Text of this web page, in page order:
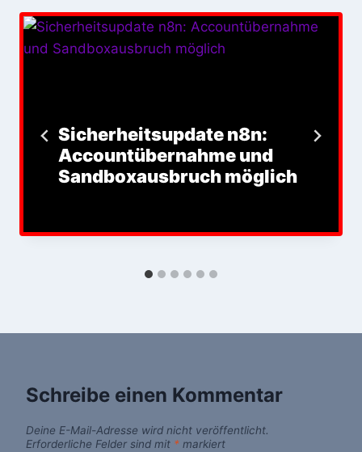
Sicherheitsupdate n8n:
Accountübernahme und
Sandboxausbruch möglich
Schreibe einen Kommentar
Deine E-Mail-Adresse wird nicht veröffentlicht.
Erforderliche Felder sind mit * markiert